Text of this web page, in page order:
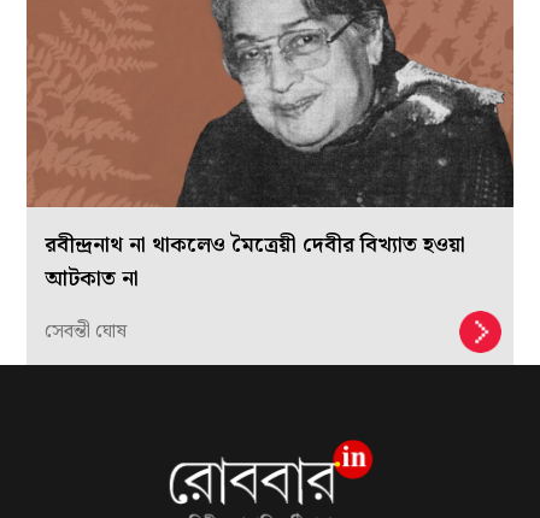
রবীন্দ্রনাথ না থাকলেও মৈত্রেয়ী দেবীর বিখ্যাত হওয়া
আটকাত না
সেবন্তী ঘোষ